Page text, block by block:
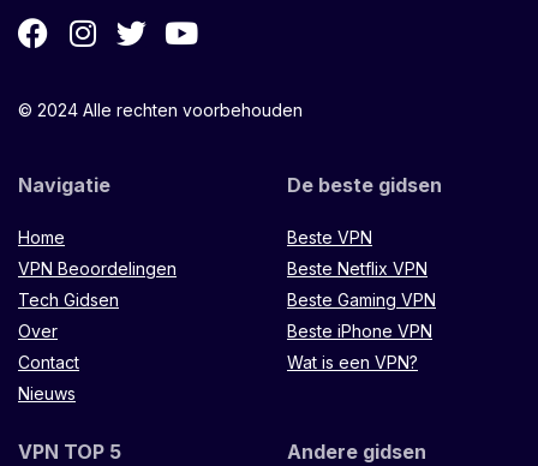
© 2024 Alle rechten voorbehouden
Navigatie
Home
VPN Beoordelingen
Tech Gidsen
Over
Contact
Nieuws
De beste gidsen
Beste VPN
Beste Netflix VPN
Beste Gaming VPN
Beste iPhone VPN
Wat is een VPN?
VPN TOP 5 Andere gidsen